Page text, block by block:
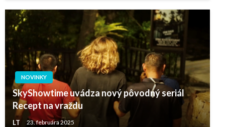
NOVINKY
SkyShowtime uvádza nový pôvodný seriál
Recept na vraždu
LT 23. februára 2025